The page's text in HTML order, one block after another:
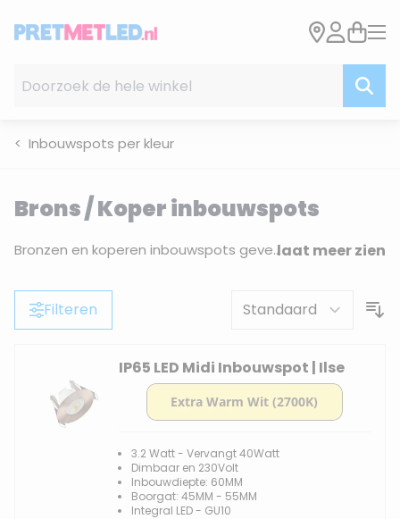
Inbouwspots per kleur
Brons / Koper inbouwspots
Bronzen en koperen inbouwspots geven een ruimte een warme, karaktervolle uitstraling. De diepe, roodachtige metaaltoon combineert van nature met houten accenten, aardetinten en andere warme materialen. Hieronder vind je het volledige assortiment brons en koper LED-inbouwspots van PretMetLed.nl, dimbaar en verkrijgbaar met IP44 voor vochtige ruimtes.laat meer zien
Filteren
IP65 LED Midi Inbouwspot | Ilse
3.2 Watt - Vervangt 40Watt
Dimbaar en 230Volt
Inbouwdiepte: 60MM
Boorgat: 45MM - 55MM
Integral LED - GU10